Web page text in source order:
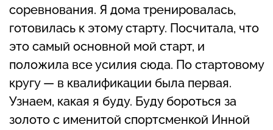
соревнования. Я дома тренировалась,
готовилась к этому старту. Посчитала, что
это самый основной мой старт, и
положила все усилия сюда. По стартовому
кругу — в квалификации была первая.
Узнаем, какая я буду. Буду бороться за
золото с именитой спортсменкой Инной